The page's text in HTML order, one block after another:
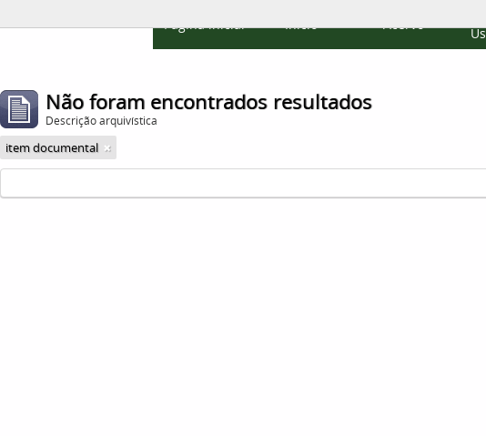
Página inicial Início Acervo
Não foram encontrados resultados
Descrição arquivística
item documental